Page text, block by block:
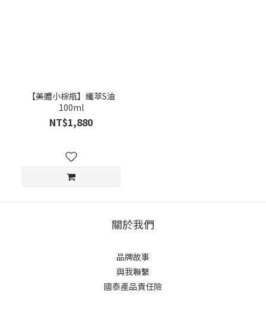
【美體小棕瓶】纖萃S油
100ml
NT$1,880
關於我們
品牌故事
與我聯繫
國泰產品責任險